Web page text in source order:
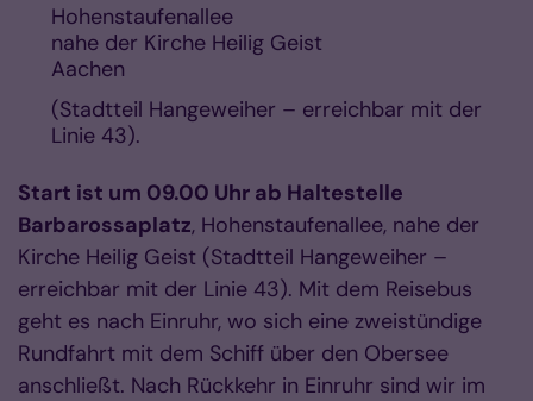
Hohenstaufenallee
nahe der Kirche Heilig Geist
Aachen
(Stadtteil Hangeweiher – erreichbar mit der
Linie 43).
Start ist um 09.00 Uhr ab Haltestelle
Barbarossaplatz, Hohenstaufenallee, nahe der
Kirche Heilig Geist (Stadtteil Hangeweiher –
erreichbar mit der Linie 43). Mit dem Reisebus
geht es nach Einruhr, wo sich eine zweistündige
Rundfahrt mit dem Schiff über den Obersee
anschließt. Nach Rückkehr in Einruhr sind wir im